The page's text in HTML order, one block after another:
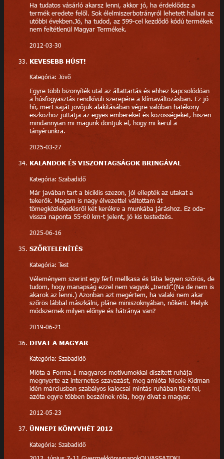
Ha tudatos vásárló akarsz lenni, akkor jó, ha érdeklődsz a
termék eredete felől. Sok élelmiszerbotrányról lehetett hallani az
utóbbi években.Jó, ha tudod, az 599-cel kezdődő kódú termékek
nem feltétlenül Magyar Termékek.
2012-03-30
KEVESEBB HÚST!
Kategória: Jövő
Egyre több bizonyíték utal az állattartás és ehhez kapcsolódóan
a húsfogyasztás rendkívüli szerepére a klímaváltozásban. Ez jó
hír, mert saját jövőjük alakításában végre valóban hatékony
eszközhöz juttatja az egyes embereket és közösségeket, hiszen
mindannyian mi magunk döntjük el, hogy mi kerül a
tányérunkra.
2025-03-27
KALANDOK ÉS VISZONTAGSÁGOK BRINGÁVAL
Kategória: Szabadidő
Már javában tart a biciklis szezon, jól ellepték az utakat a
tekerők. Magam is nagy élvezettel váltottam át
tömegközlekedésről két kerékre a munkába járáshoz. Ez oda-
vissza naponta 55-60 km-t jelent, jó kis testedzés.
2025-06-16
SZŐRTELENÍTÉS
Kategória: Test
Véleményem szerint egy férfi mellkasa és lába legyen szőrös, de
tudom, hogy manapság ezzel nem vagyok „trendi”.(Na de nem is
akarok az lenni.) Azonban azt megértem, ha valaki nem akar
szőrös lábbal mászkálni, pláne miniszoknyában, nőként. Melyik
módszernek milyen előnye és hátránya van?
2019-06-21
DIVAT A MAGYAR
Kategória: Szabadidő
Mióta a Forma 1 magyaros motívumokkal díszített ruhája
megnyerte az internetes szavazást, meg amióta Nicole Kidman
idén márciusban szabályos kalocsai mintás ruhában tűnt fel,
azóta egyre többen beszélnek róla, hogy divat a magyar.
2012-05-23
ÜNNEPI KÖNYVHÉT 2012
Kategória: Szabadidő